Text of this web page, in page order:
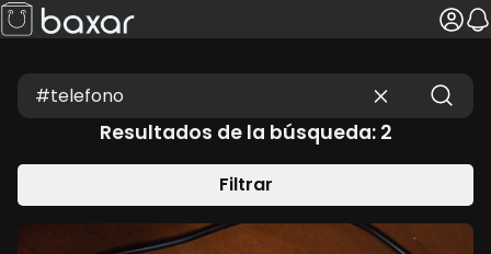
Resultados de la búsqueda: 2
Filtrar
MENOR PRECIO